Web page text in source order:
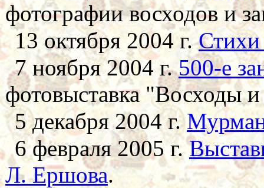
фотографии восходов и
13 октября 2004 г.Стихи
7 ноября 2004 г.500-е
фотовыставка "Восходы
5 декабря 2004 г.
6 февраля 2005 г.
Л. Ершова.